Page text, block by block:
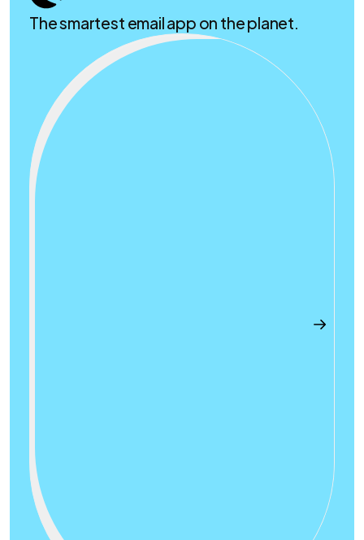
The smartest email app on the planet.